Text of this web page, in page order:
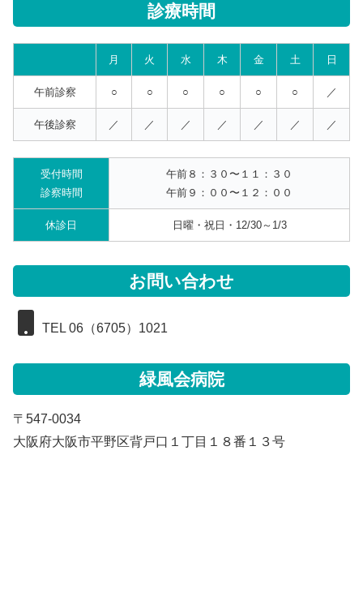
診療時間
月 火 水 木 金 土 日
午前診察 ○ ○ ○ ○ ○ ○ ／
午後診察 ／ ／ ／ ／ ／ ／ ／
受付時間
診察時間
午前８：３０〜１１：３０
午前９：００〜１２：００
休診日 日曜・祝日・12/30～1/3
お問い合わせ
TEL 06（6705）1021
緑風会病院
〒547-0034
大阪府大阪市平野区背戸口１丁目１８番１３号